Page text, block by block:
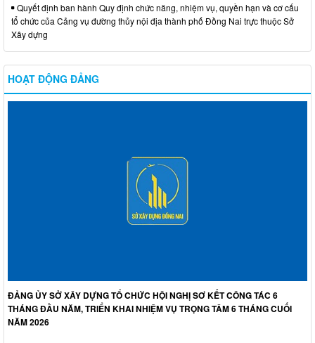
Quyết định ban hành Quy định chức năng, nhiệm vụ, quyền hạn và cơ cấu
tổ chức của Cảng vụ đường thủy nội địa thành phố Đồng Nai trực thuộc Sở
Xây dựng
HOẠT ĐỘNG ĐẢNG
ĐẢNG ỦY SỞ XÂY DỰNG TỔ CHỨC HỘI NGHỊ SƠ KẾT CÔNG TÁC 6
THÁNG ĐẦU NĂM, TRIỂN KHAI NHIỆM VỤ TRỌNG TÂM 6 THÁNG CUỐI
NĂM 2026